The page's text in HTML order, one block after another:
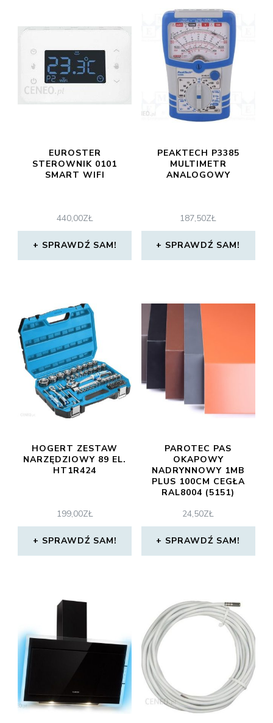
EUROSTER
STEROWNIK 0101
SMART WIFI
440,00ZŁ
SPRAWDŹ SAM!
PEAKTECH P3385
MULTIMETR
ANALOGOWY
187,50ZŁ
SPRAWDŹ SAM!
HOGERT ZESTAW
NARZĘDZIOWY 89 EL.
HT1R424
199,00ZŁ
SPRAWDŹ SAM!
PAROTEC PAS
OKAPOWY
NADRYNNOWY 1MB
PLUS 100CM CEGŁA
RAL8004 (5151)
24,50ZŁ
SPRAWDŹ SAM!